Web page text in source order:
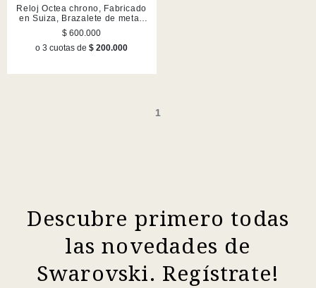
Reloj Octea chrono, Fabricado
en Suiza, Brazalete de metal,
Dorado, Acabado en tono oro
champán
$ 600.000
o 3 cuotas de$ 200.000
1
Descubre primero todas
las novedades de
Swarovski. Regístrate!